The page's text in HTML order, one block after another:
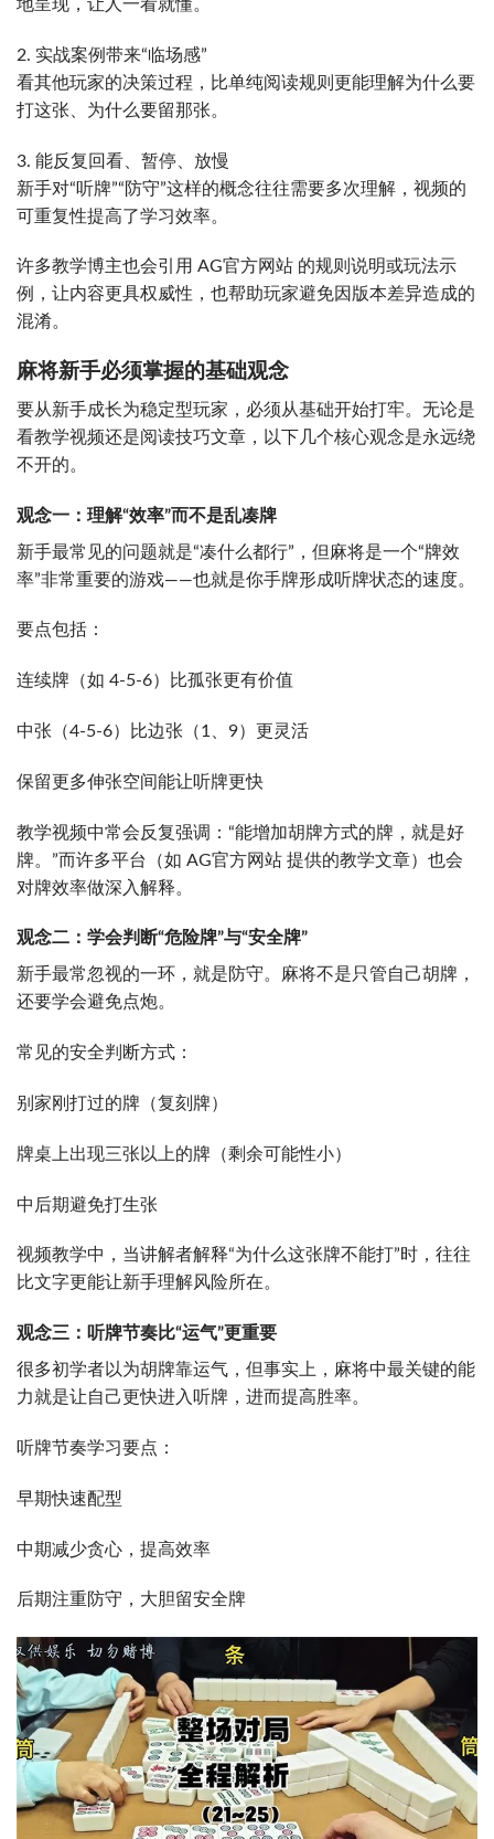
地呈现，让人一看就懂。
2. 实战案例带来“临场感”
看其他玩家的决策过程，比单纯阅读规则更能理解为什么要
打这张、为什么要留那张。
3. 能反复回看、暂停、放慢
新手对“听牌”“防守”这样的概念往往需要多次理解，视频的
可重复性提高了学习效率。
许多教学博主也会引用 AG官方网站 的规则说明或玩法示
例，让内容更具权威性，也帮助玩家避免因版本差异造成的
混淆。
麻将新手必须掌握的基础观念
要从新手成长为稳定型玩家，必须从基础开始打牢。无论是
看教学视频还是阅读技巧文章，以下几个核心观念是永远绕
不开的。
观念一：理解“效率”而不是乱凑牌
新手最常见的问题就是“凑什么都行”，但麻将是一个“牌效
率”非常重要的游戏——也就是你手牌形成听牌状态的速度。
要点包括：
连续牌（如 4-5-6）比孤张更有价值
中张（4-5-6）比边张（1、9）更灵活
保留更多伸张空间能让听牌更快
教学视频中常会反复强调：“能增加胡牌方式的牌，就是好
牌。”而许多平台（如 AG官方网站 提供的教学文章）也会
对牌效率做深入解释。
观念二：学会判断“危险牌”与“安全牌”
新手最常忽视的一环，就是防守。麻将不是只管自己胡牌，
还要学会避免点炮。
常见的安全判断方式：
别家刚打过的牌（复刻牌）
牌桌上出现三张以上的牌（剩余可能性小）
中后期避免打生张
视频教学中，当讲解者解释“为什么这张牌不能打”时，往往
比文字更能让新手理解风险所在。
观念三：听牌节奏比“运气”更重要
很多初学者以为胡牌靠运气，但事实上，麻将中最关键的能
力就是让自己更快进入听牌，进而提高胜率。
听牌节奏学习要点：
早期快速配型
中期减少贪心，提高效率
后期注重防守，大胆留安全牌